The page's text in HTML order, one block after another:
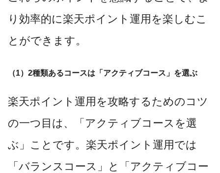
り効率的に楽天ポイント運用を楽しむこ
とができます。
（1）2種類あるコースは「アクティブコース」を選ぶ
楽天ポイント運用を攻略するためのコツ
の一つ目は、「アクティブコースを選
ぶ」ことです。楽天ポイント運用では
「バランスコース」と「アクティブコー